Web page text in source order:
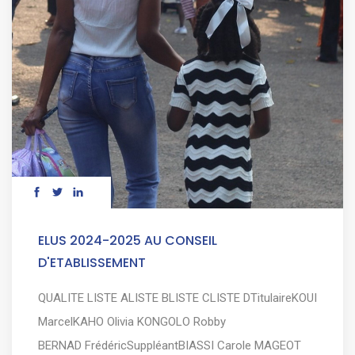
ELUS 2024-2025 AU CONSEIL
D'ETABLISSEMENT
QUALITE LISTE ALISTE BLISTE CLISTE DTitulaireKOUI
MarcelKAHO Olivia KONGOLO Robby
BERNAD FrédéricSuppléantBIASSI Carole MAGEOT